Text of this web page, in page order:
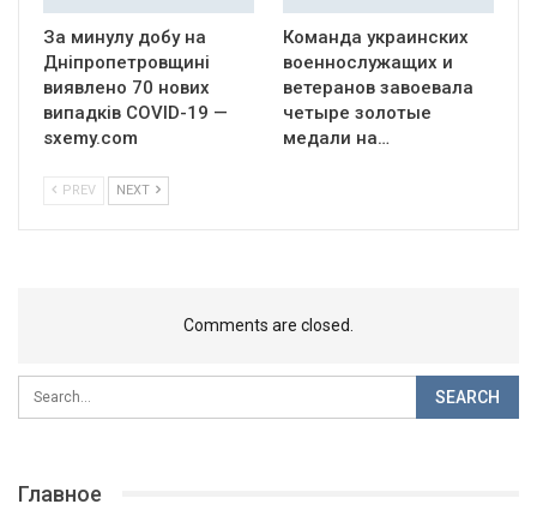
За минулу добу на
Дніпропетровщині
виявлено 70 нових
випадків COVID-19 —
sxemy.com
Команда украинских
военнослужащих и
ветеранов завоевала
четыре золотые
медали на…
PREV NEXT
Comments are closed.
Главное